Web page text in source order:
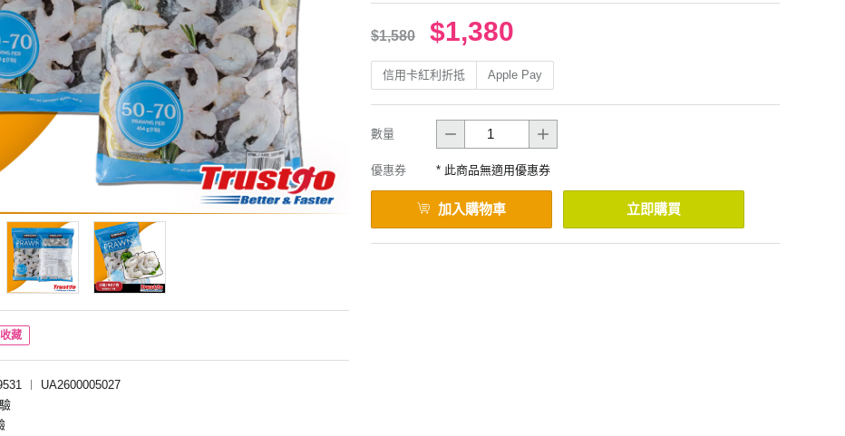
收藏
︱
UA2600005027
$1,580 $1,380
信用卡紅利折抵 Apple Pay
數量
優惠券 * 此商品無適用優惠券
加入購物車 立即購買